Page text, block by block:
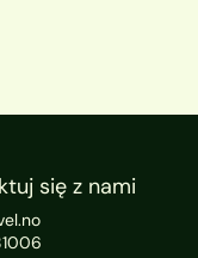
się z nami